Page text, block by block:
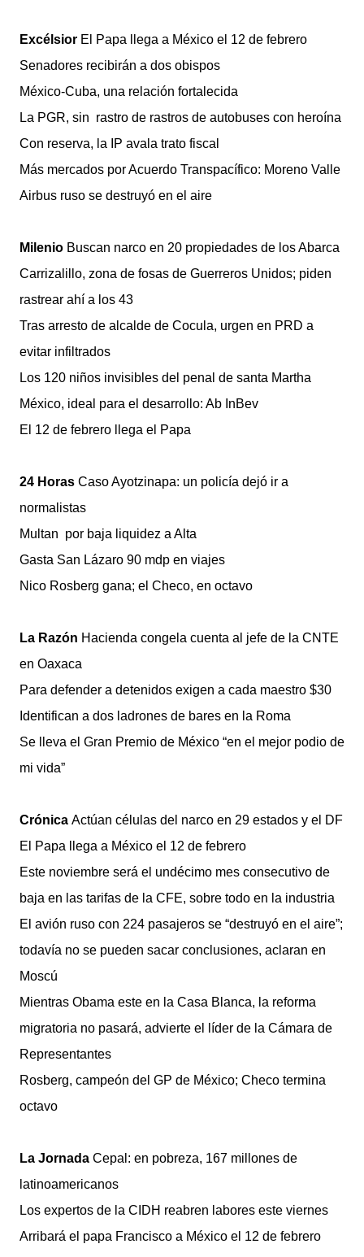
Excélsior El Papa llega a México el 12 de febrero
Senadores recibirán a dos obispos
México-Cuba, una relación fortalecida
La PGR, sin rastro de rastros de autobuses con heroína
Con reserva, la IP avala trato fiscal
Más mercados por Acuerdo Transpacífico: Moreno Valle
Airbus ruso se destruyó en el aire
Milenio Buscan narco en 20 propiedades de los Abarca
Carrizalillo, zona de fosas de Guerreros Unidos; piden
rastrear ahí a los 43
Tras arresto de alcalde de Cocula, urgen en PRD a
evitar infiltrados
Los 120 niños invisibles del penal de santa Martha
México, ideal para el desarrollo: Ab InBev
El 12 de febrero llega el Papa
24 Horas Caso Ayotzinapa: un policía dejó ir a
normalistas
Multan por baja liquidez a Alta
Gasta San Lázaro 90 mdp en viajes
Nico Rosberg gana; el Checo, en octavo
La Razón Hacienda congela cuenta al jefe de la CNTE
en Oaxaca
Para defender a detenidos exigen a cada maestro $30
Identifican a dos ladrones de bares en la Roma
Se lleva el Gran Premio de México “en el mejor podio de
mi vida”
Crónica Actúan células del narco en 29 estados y el DF
El Papa llega a México el 12 de febrero
Este noviembre será el undécimo mes consecutivo de
baja en las tarifas de la CFE, sobre todo en la industria
El avión ruso con 224 pasajeros se “destruyó en el aire”;
todavía no se pueden sacar conclusiones, aclaran en
Moscú
Mientras Obama este en la Casa Blanca, la reforma
migratoria no pasará, advierte el líder de la Cámara de
Representantes
Rosberg, campeón del GP de México; Checo termina
octavo
La Jornada Cepal: en pobreza, 167 millones de
latinoamericanos
Los expertos de la CIDH reabren labores este viernes
Arribará el papa Francisco a México el 12 de febrero